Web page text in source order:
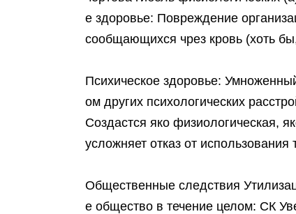
е здоровье: Повреждение
сообщающихся чрез кровь (хоть
Психическое здоровье:
ом других психологических
Создастся яко физиологическая,
усложняет отказ от
Общественные следствия
е общество в течение целом: СК